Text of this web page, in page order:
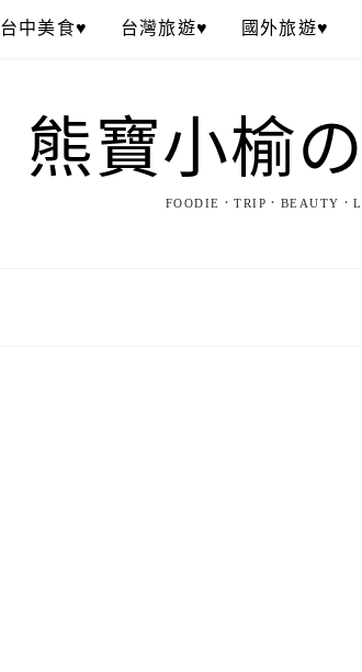
台中美食♥ 台灣旅遊♥ 國外旅遊♥
熊寶小榆
FOODIE．TRIP．BEAUTY